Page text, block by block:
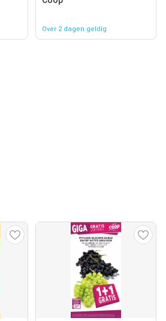
Over 2 dagen geldig